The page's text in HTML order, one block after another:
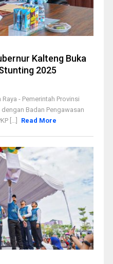
Kalteng Buka
2025
- Pemerintah Provinsi
Badan Pengawasan
[...]
Read More